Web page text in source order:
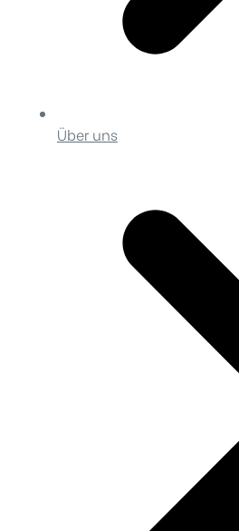
Über uns